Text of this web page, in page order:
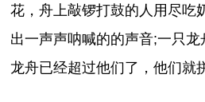
花，舟上敲锣打鼓的人用尽吃
出一声声呐喊的的声音;一只
龙舟已经超过他们了，他们就